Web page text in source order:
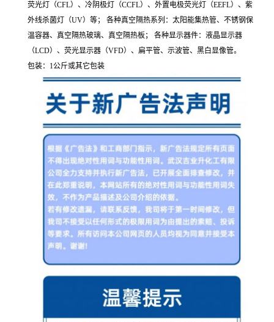
荧光灯（CFL）、冷阴极灯（CCFL）、外置电极荧光灯（EEFL）、紫
外线杀菌灯（UV）等； 各种真空隔热系列：太阳能集热管、不锈钢保
温容器、真空隔热玻璃、真空隔热板； 各种显示器件：液晶显示器
（LCD）、荧光显示器（VFD）、扁平管、示波管、黑白显像管。
包装：1公斤或其它包装